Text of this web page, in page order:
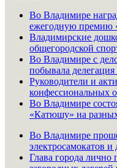
Во Владимире
ежегодную премию
Владимирские
общегородской
Во Владимире с
побывала
Руководители и
конфессиональных
Во Владимире
«Катюшу» на
Во Владимире
электросамокатов
Глава города лично